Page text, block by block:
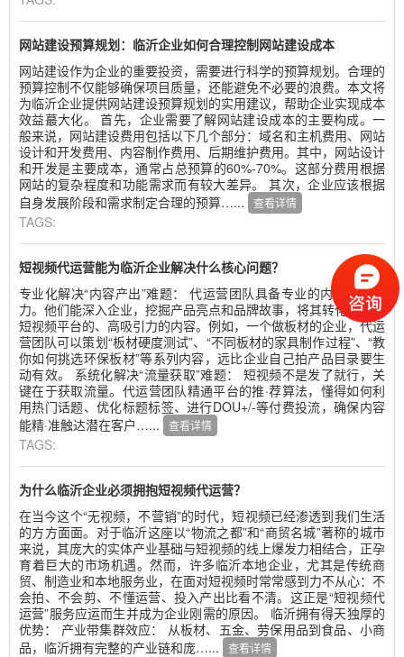
网站建设预算规划：临沂企业如何合理控制网站建设成本
网站建设作为企业的重要投资，需要进行科学的预算规划。合理的
预算控制不仅能够确保项目质量，还能避免不必要的浪费。本文将
为临沂企业提供网站建设预算规划的实用建议，帮助企业实现成本
效益蕞大化。 首先，企业需要了解网站建设成本的主要构成。一
般来说，网站建设费用包括以下几个部分：域名和主机费用、网站
设计和开发费用、内容制作费用、后期维护费用。其中，网站设计
和开发是主要成本，通常占总预算的60%-70%。这部分费用根据
网站的复杂程度和功能需求而有较大差异。 其次，企业应该根据
自身发展阶段和需求制定合理的预算…...
查看详情
TAGS:
短视频代运营能为临沂企业解决什么核心问题？
专业化解决“内容产出”难题： 代运营团队具备专业的内容策划能
力。他们能深入企业，挖掘产品亮点和品牌故事，将其转化为适合
短视频平台的、高吸引力的内容。例如，一个做板材的企业，代运
营团队可以策划“板材硬度测试”、“不同板材的家具制作过程”、“教
你如何挑选环保板材”等系列内容，远比企业自己拍产品目录要生
动有效。 系统化解决“流量获取”难题： 短视频不是发了就行，关
键在于获取流量。代运营团队精通平台的推·荐算法，懂得如何利
用热门话题、优化标题标签、进行DOU+/-等付费投流，确保内容
能精·准触达潜在客户…...
查看详情
TAGS:
为什么临沂企业必须拥抱短视频代运营？
在当今这个“无视频，不营销”的时代，短视频已经渗透到我们生活
的方方面面。对于临沂这座以“物流之都”和“商贸名城”著称的城市
来说，其庞大的实体产业基础与短视频的线上爆发力相结合，正孕
育着巨大的市场机遇。然而，许多临沂本地企业，尤其是传统商
贸、制造业和本地服务业，在面对短视频时常常感到力不从心：不
会拍、不会剪、不懂运营、投入产出比看不清。这正是“短视频代
运营”服务应运而生并成为企业刚需的原因。 临沂拥有得天独厚的
优势： 产业带集群效应： 从板材、五金、劳保用品到食品、小商
品，临沂拥有完整的产业链和庞…...
查看详情